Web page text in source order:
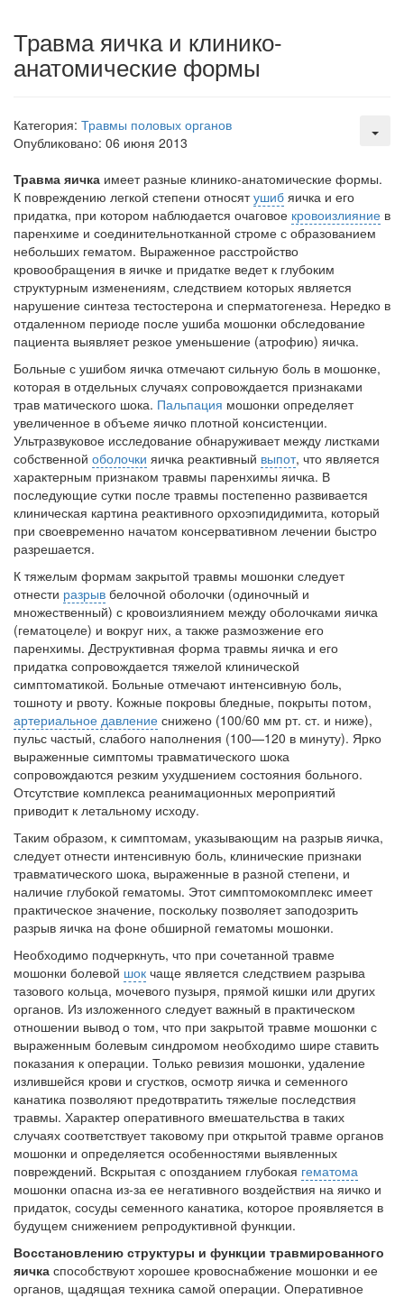
встрече с журналистами ведущих...
надзору в сфере
касаются увеличения риска
острой кардиотоксичности и
роста сопутствующих
осложнений от...
Закон о праве родителей находиться с детьми в
реанимации внесен в Госдуму
Соответствующий
палату на
рассмотрение. Суть его
заключается в
нахождении одного из
родителей в
больничной палате
бесплатно, в течении всего срока лечения...
Травма яичка и клинико-
анатомические формы
Категория: Травмы половых органов
Опубликовано: 06 июня 2013
Травма яичка имеет разные клинико-анатомические формы.
К повреждению легкой степени относятушиб яичка и его
придат­ка, при котором наблюдается очаговое кровоизлияние в
паренхиме и соединительнотканной строме с образованием
небольших гема­том. Выраженное расстройство
кровообращения в яичке и придат­ке ведет к глубоким
структурным изменениям, следствием которых является
нарушение синтеза тестостерона и сперматогенеза. Не­редко в
отдаленном периоде после ушиба мошонки обследование
пациента выявляет резкое уменьшение (атрофию) яичка.
Больные с ушибом яичка отмечают сильную боль в мошонке,
которая в отдельных случаях сопровождается признаками
трав­ матического шока. Пальпация мошонки определяет
увеличенное в объеме яичко плотной консистенции.
Ультразвуковое исследо­вание обнаруживает между листками
собственной оболочки яичка реактивный выпот, что является
характерным признаком травмы паренхимы яичка. В
последующие сутки после травмы постепенно развивается
клиническая картина реактивного орхоэпидидимита, который
при своевременно начатом консервативном лечении бы­стро
разрешается.
К тяжелым формам закрытой травмы мошонки следует
отнести разрыв белочной оболочки (одиночный и
множественный) с кро­воизлиянием между оболочками яичка
(гематоцеле) и вокруг них, а также размозжение его
паренхимы. Деструктивная форма трав­мы яичка и его
придатка сопровождается тяжелой клинической
симптоматикой. Больные отмечают интенсивную боль,
тошноту и рвоту. Кожные покровы бледные, покрыты потом,
артериальное давление снижено (100/60 мм рт. ст. и ниже),
пульс частый, слабого наполнения (100—120 в минуту). Ярко
выраженные симптомы трав­матического шока
сопровождаются резким ухудшением состояния больного.
Отсутствие комплекса реанимационных мероприятий
приводит к летальному исходу.
Таким образом, к симптомам, указывающим на разрыв яичка,
следует отнести интенсивную боль, клинические признаки
травма­тического шока, выраженные в разной степени, и
наличие глубокой гематомы. Этот симптомокомплекс имеет
практическое значение, поскольку позволяет заподозрить
разрыв яичка на фоне обширной гематомы мошонки.
Необходимо подчеркнуть, что при сочетанной травме
мошонки болевой шок чаще является следствием разрыва
тазового кольца, мочевого пузыря, прямой кишки или других
органов. Из изло­женного следует важный в практическом
отношении вывод о том, что при закрытой травме мошонки с
выраженным болевым син­дромом необходимо шире ставить
показания к операции. Только ревизия мошонки, удаление
излившейся крови и сгустков, осмотр яичка и семенного
канатика позволяют предотвратить тяжелые по­следствия
травмы. Характер оперативного вмешательства в таких
случаях соответствует таковому при открытой травме органов
мо­шонки и определяется особенностями выявленных
повреждений. Вскрытая с опозданием глубокая гематома
мошонки опасна из-за ее негативного воздействия на яичко и
придаток, сосуды семенно­го канатика, которое проявляется в
будущем снижением репродук­тивной функции.
Восстановлению структуры и функции травмированного
яич­ка способствуют хорошее кровоснабжение мошонки и ее
органов, щадящая техника самой операции. Оперативное